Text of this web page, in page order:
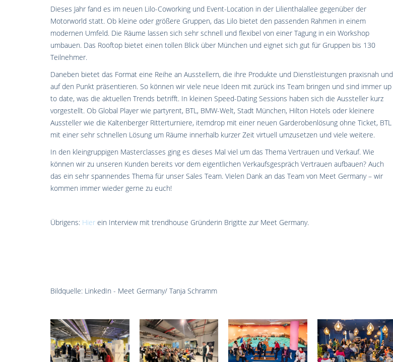
Dieses Jahr fand es im neuen Lilo-Coworking und Event-Location in der Lilienthalallee gegenüber der
Motorworld statt. Ob kleine oder größere Gruppen, das Lilo bietet den passenden Rahmen in einem
modernen Umfeld. Die Räume lassen sich sehr schnell und flexibel von einer Tagung in ein Workshop
umbauen. Das Rooftop bietet einen tollen Blick über München und eignet sich gut für Gruppen bis 130
Teilnehmer.
Daneben bietet das Format eine Reihe an Ausstellern, die ihre Produkte und Dienstleistungen praxisnah und
auf den Punkt präsentieren. So können wir viele neue Ideen mit zurück ins Team bringen und sind immer up
to date, was die aktuellen Trends betrifft. In kleinen Speed-Dating Sessions haben sich die Aussteller kurz
vorgestellt. Ob Global Player wie partyrent, BTL, BMW-Welt, Stadt München, Hilton Hotels oder kleinere
Aussteller wie die Kaltenberger Ritterturniere, itemdrop mit einer neuen Garderobenlösung ohne Ticket, BTL
mit einer sehr schnellen Lösung um Räume innerhalb kurzer Zeit virtuell umzusetzen und viele weitere.
In den kleingruppigen Masterclasses ging es dieses Mal viel um das Thema Vertrauen und Verkauf. Wie
können wir zu unseren Kunden bereits vor dem eigentlichen Verkaufsgespräch Vertrauen aufbauen? Auch
das ein sehr spannendes Thema für unser Sales Team. Vielen Dank an das Team von Meet Germany – wir
kommen immer wieder gerne zu euch!
Übrigens: Hier ein Interview mit trendhouse Gründerin Brigitte zur Meet Germany.
Bildquelle: LinkedIn - Meet Germany/ Tanja Schramm